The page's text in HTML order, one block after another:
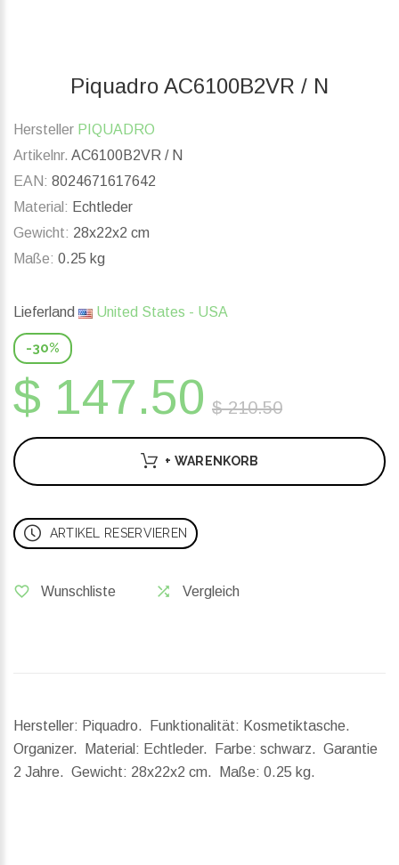
Piquadro AC6100B2VR / N
Hersteller PIQUADRO
Artikelnr. AC6100B2VR / N
EAN: 8024671617642
Material: Echtleder
Gewicht: 28x22x2 cm
Maße: 0.25 kg
Lieferland United States - USA
-30%
$ 147.50 $ 210.50
+ WARENKORB
ARTIKEL RESERVIEREN
Wunschliste Vergleich
Hersteller: Piquadro. Funktionalität: Kosmetiktasche.
Organizer. Material: Echtleder. Farbe: schwarz. Garantie
2 Jahre. Gewicht: 28x22x2 cm. Maße: 0.25 kg.